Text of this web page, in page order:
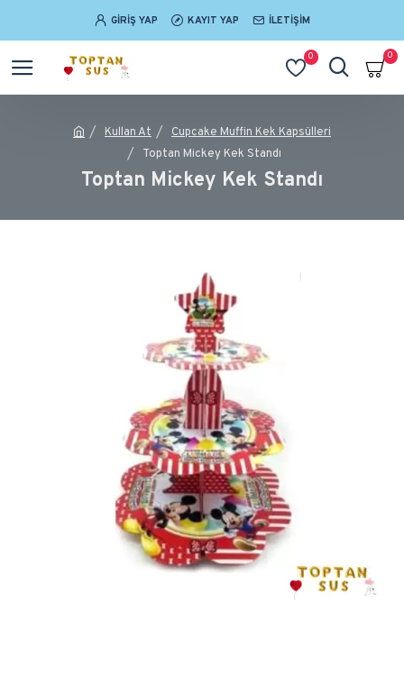
GIRIŞ YAP KAYIT YAP İLETIŞIM
0 0
Kullan At
Cupcake Muffin Kek Kapsülleri
Toptan Mickey Kek Standı
Toptan Mickey Kek Standı